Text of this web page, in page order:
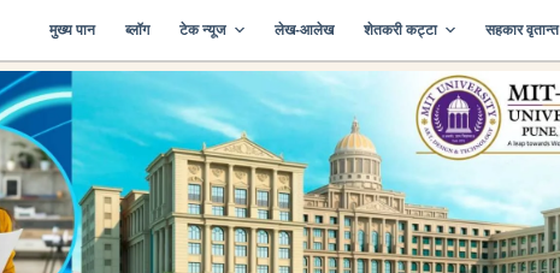
मुख्य पान ब्लॉग टेक न्यूज लेख-आलेख शेतकरी कट्टा सहकार वृतान्त